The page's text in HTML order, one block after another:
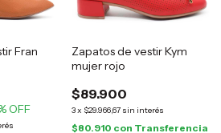
Fran
OFF
Zapatos de vestir Kym
mujer rojo
$89.900
3x $29.966,67 sin interés
$80.910 con Transferencia